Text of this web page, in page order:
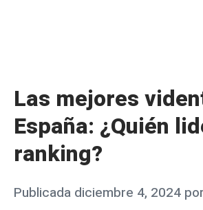
Las mejores
España: ¿Quién
ranking?
Publicado
Publicada diciembre 4, 2024 por